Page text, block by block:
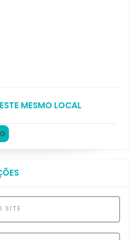
MESMO LOCAL
SITE